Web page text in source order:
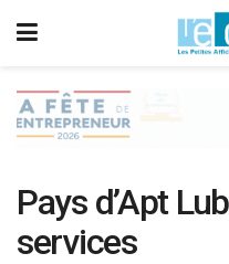
Pays d’Apt
services